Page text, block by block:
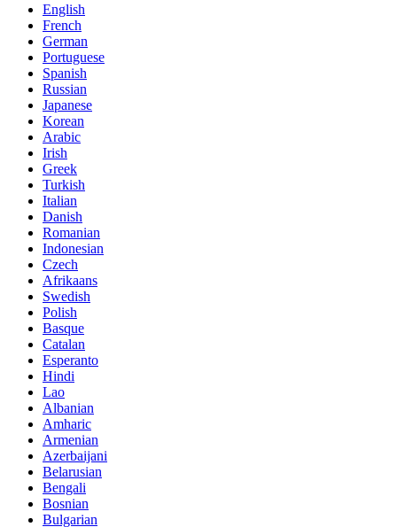
English
French
German
Portuguese
Spanish
Russian
Japanese
Korean
Arabic
Irish
Greek
Turkish
Italian
Danish
Romanian
Indonesian
Czech
Afrikaans
Swedish
Polish
Basque
Catalan
Esperanto
Hindi
Lao
Albanian
Amharic
Armenian
Azerbaijani
Belarusian
Bengali
Bosnian
Bulgarian